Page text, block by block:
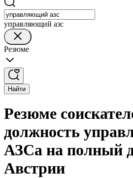
управляющий азс
Резюме
Найти
Резюме
должность
АЗСа на полный
Австрии